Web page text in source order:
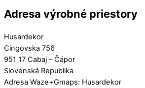
Adresa výrobné priestory
Husardekor
Cingovska 756
951 17 Cabaj – Čápor
Slovenská Republika
Adresa Waze+Gmaps: Husardekor